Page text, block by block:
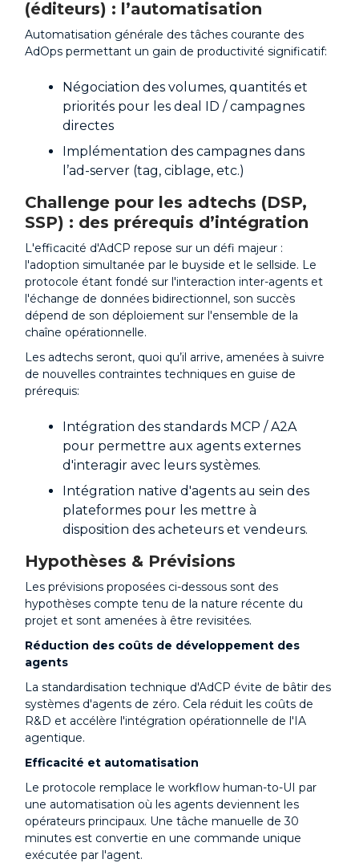
(éditeurs) : l’automatisation
Automatisation générale des tâches courante des
AdOps permettant un gain de productivité significatif:
Négociation des volumes, quantités et
priorités pour les deal ID / campagnes
directes
Implémentation des campagnes dans
l’ad-server (tag, ciblage, etc.)
Challenge pour les adtechs (DSP,
SSP) : des prérequis d’intégration
L'efficacité d'AdCP repose sur un défi majeur :
l'adoption simultanée par le buyside et le sellside. Le
protocole étant fondé sur l'interaction inter-agents et
l'échange de données bidirectionnel, son succès
dépend de son déploiement sur l'ensemble de la
chaîne opérationnelle.
Les adtechs seront, quoi qu’il arrive, amenées à suivre
de nouvelles contraintes techniques en guise de
prérequis:
Intégration des standards MCP / A2A
pour permettre aux agents externes
d'interagir avec leurs systèmes.
Intégration native d'agents au sein des
plateformes pour les mettre à
disposition des acheteurs et vendeurs.
Hypothèses & Prévisions
Les prévisions proposées ci-dessous sont des
hypothèses compte tenu de la nature récente du
projet et sont amenées à être revisitées.
Réduction des coûts de développement des
agents
La standardisation technique d'AdCP évite de bâtir des
systèmes d'agents de zéro. Cela réduit les coûts de
R&D et accélère l'intégration opérationnelle de l'IA
agentique.
Efficacité et automatisation
Le protocole remplace le workflow human-to-UI par
une automatisation où les agents deviennent les
opérateurs principaux. Une tâche manuelle de 30
minutes est convertie en une commande unique
exécutée par l'agent.